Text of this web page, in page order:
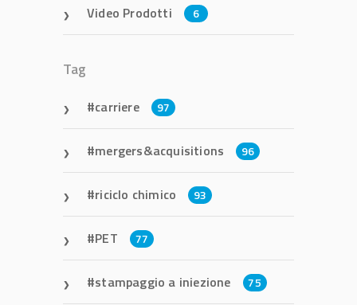
Video Prodotti 6
Tag
carriere 97
mergers&acquisitions 96
riciclo chimico 93
PET 77
stampaggio a iniezione 75